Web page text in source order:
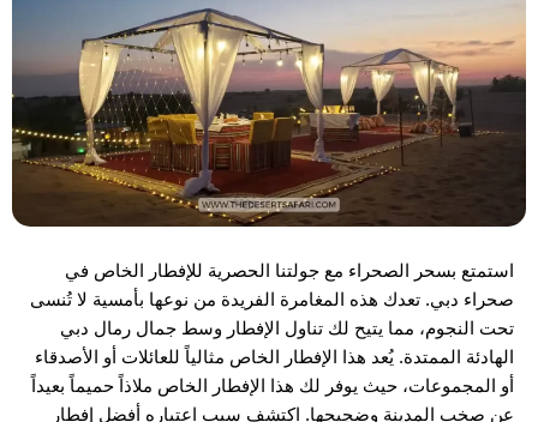
استمتع بسحر الصحراء مع جولتنا الحصرية للإفطار الخاص في
صحراء دبي. تعدك هذه المغامرة الفريدة من نوعها بأمسية لا تُنسى
تحت النجوم، مما يتيح لك تناول الإفطار وسط جمال رمال دبي
الهادئة الممتدة. يُعد هذا الإفطار الخاص مثالياً للعائلات أو الأصدقاء
أو المجموعات، حيث يوفر لك هذا الإفطار الخاص ملاذاً حميماً بعيداً
عن صخب المدينة وضجيجها. اكتشف سبب اعتباره أفضل إفطار